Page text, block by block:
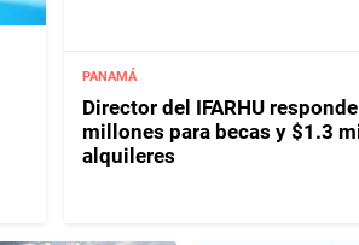
PANAMÁ
Director del IFARHU
millones para becas y $1.3
alquileres